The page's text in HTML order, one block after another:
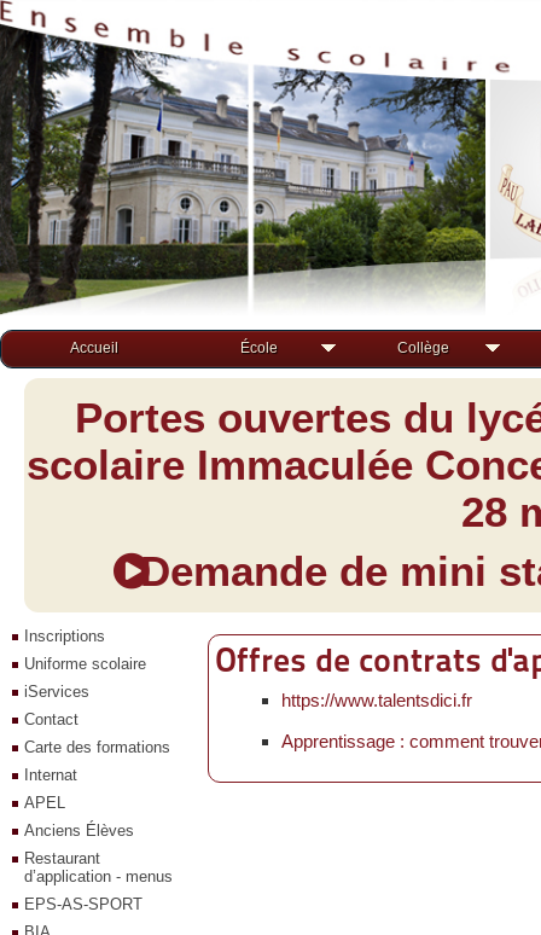
Accueil École Collège
Portes ouvertes du
scolaire Immaculée
28
Demande de mini
Inscriptions
Uniforme scolaire
iServices
Contact
Carte des formations
Internat
APEL
Anciens Élèves
Restaurant
d’application - menus
EPS-AS-SPORT
Offres de contrats
https://www.talentsdici.fr
Apprentissage : comment